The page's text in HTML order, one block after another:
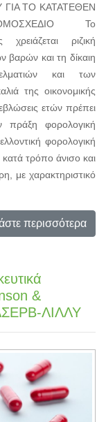
ΓΙΑ ΤΟ ΚΑΤΑΤΕΘΕΝ
Το
ριζική
βαρών και τη δίκαιη
και των
της οικονομικής
ετών πρέπει
πράξη φορολογική
φορολογική
τρόπο άνισο και
με χαρακτηριστικό
περισσότερα
&
ΛΙΛΛΥ